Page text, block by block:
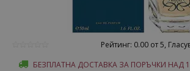
Рейтинг: 0.00 от 5,
БЕЗПЛАТНА ДОСТАВКА ЗА ПОРЪЧКИ НАД